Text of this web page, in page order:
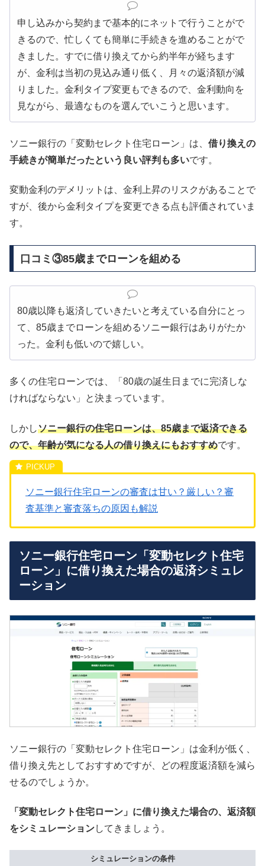
申し込みから契約まで基本的にネットで行うことがで
きるので、忙しくても簡単に手続きを進めることがで
きました。すでに借り換えてから約半年が経ちます
が、金利は当初の見込み通り低く、月々の返済額が減
りました。金利タイプ変更もできるので、金利動向を
見ながら、最適なものを選んでいこうと思います。
ソニー銀行の「変動セレクト住宅ローン」は、 借り換えの
手続きが簡単だったという良い評判も多いです。
変動金利のデメリットは、金利上昇のリスクがあることで
すが、後から金利タイプを変更できる点も評価されていま
す。
口コミ③85歳までローンを組める
80歳以降も返済していきたいと考えている自分にとっ
て、85歳までローンを組めるソニー銀行はありがたか
った。金利も低いので嬉しい。
多くの住宅ローンでは、「80歳の誕生日までに完済しな
ければならない」と決まっています。
しかしソニー銀行の住宅ローンは、85歳まで返済できる
ので、年齢が気になる人の借り換えにもおすすめです。
ソニー銀行住宅ローンの審査は甘い？厳しい？審
査基準と審査落ちの原因も解説
ソニー銀行住宅ローン「変動セレクト住宅
ローン」に借り換えた場合の返済シミュレ
ーション
ソニー銀行の「変動セレクト住宅ローン」は金利が低く、
借り換え先としておすすめですが、どの程度返済額を減ら
せるのでしょうか。
「変動セレクト住宅ローン」に借り換えた場合の、返済額
をシミュレーションしてきましょう。
シミュレーションの条件